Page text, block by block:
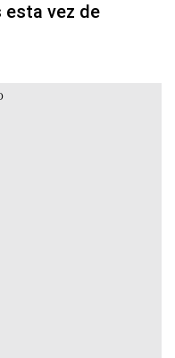
esta vez de